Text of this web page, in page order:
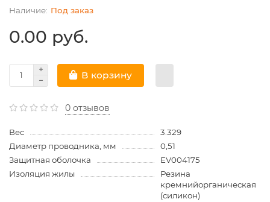
Под заказ
0.00 руб.
В корзину
0 отзывов
Вес
3.329
Диаметр проводника, мм
0,51
Защитная оболочка
EV004175
Изоляция жилы
Резина
кремнийорганическая
(силикон)